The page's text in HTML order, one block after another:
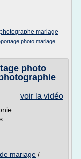
mariage
photo mariage
photo
voir la vidéo
mariage /